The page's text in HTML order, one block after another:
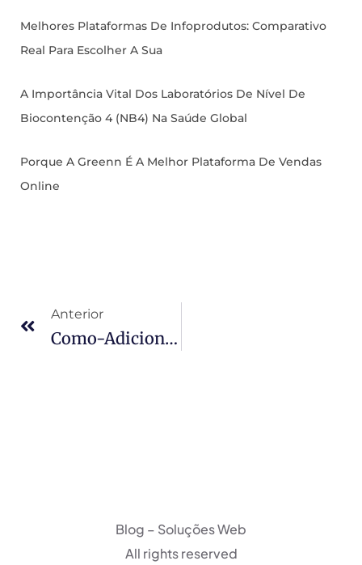
Melhores Plataformas De Infoprodutos: Comparativo
Real Para Escolher A Sua
A Importância Vital Dos Laboratórios De Nível De
Biocontenção 4 (NB4) Na Saúde Global
Porque A Greenn É A Melhor Plataforma De Vendas
Online
Anterior
Como-Adicionar-Uma-Imagem-No-Post-Do-Seu-Facebook-Pelo-Plugin-Yoast-Seo-300×159
Blog – Soluções Web
All rights reserved